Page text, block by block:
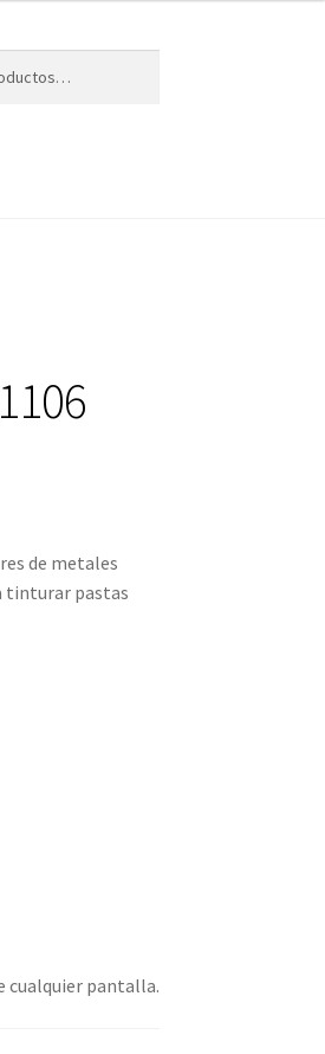
de metales
tinturar pastas
cualquier pantalla.